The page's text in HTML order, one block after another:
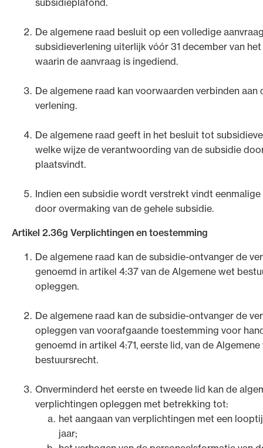
De algemene raad besluit op een volledige
subsidieverlening uiterlijk vóór 31 december van
waarin de aanvraag is ingediend.
De algemene raad kan voorwaarden verbinden
verlening.
De algemene raad geeft in het besluit tot
welke wijze de verantwoording van de subsidie
plaatsvindt.
Indien een subsidie wordt verstrekt vindt
door overmaking van de gehele subsidie.
Artikel 2.36g Verplichtingen en toestemming
De algemene raad kan de subsidie-ontvanger de
genoemd in artikel 4:37 van de Algemene wet
opleggen.
De algemene raad kan de subsidie-ontvanger de
opleggen van voorafgaande toestemming voor
genoemd in artikel 4:71, eerste lid, van de
bestuursrecht.
Onverminderd het eerste en tweede lid kan de
verplichtingen opleggen met betrekking tot:
het aangaan van verplichtingen met een
jaar;